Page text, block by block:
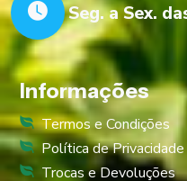
Seg. a Sex.
Informações
Termos e Condições
Política de Privacidade
Trocas e Devoluções